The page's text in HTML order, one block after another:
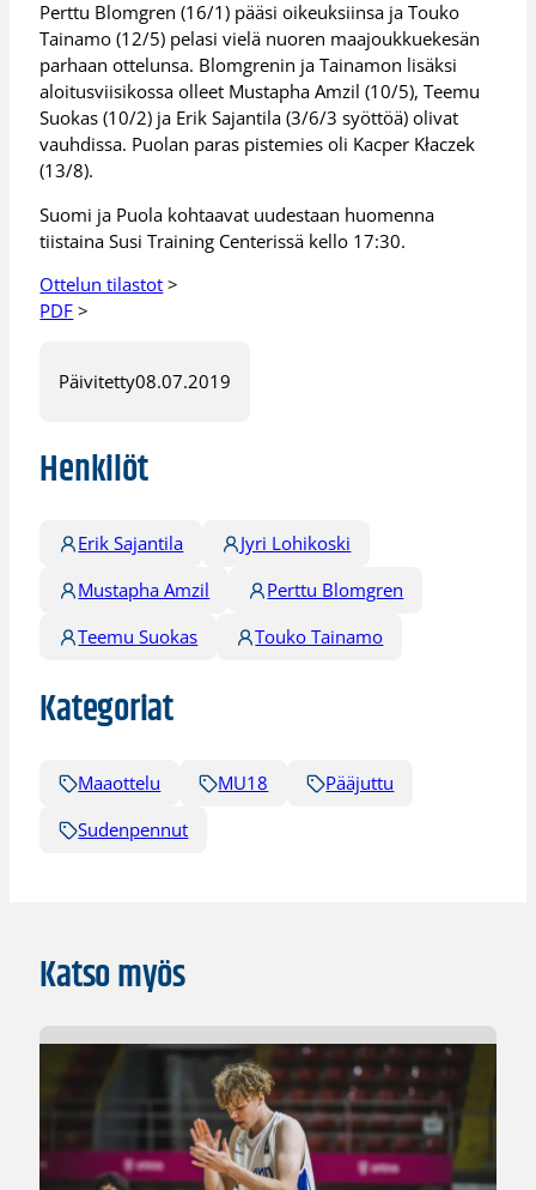
Perttu Blomgren (16/1) pääsi oikeuksiinsa ja Touko
Tainamo (12/5) pelasi vielä nuoren maajoukkuekesän
parhaan ottelunsa. Blomgrenin ja Tainamon lisäksi
aloitusviisikossa olleet Mustapha Amzil (10/5), Teemu
Suokas (10/2) ja Erik Sajantila (3/6/3 syöttöä) olivat
vauhdissa. Puolan paras pistemies oli Kacper Kłaczek
(13/8).
Suomi ja Puola kohtaavat uudestaan huomenna
tiistaina Susi Training Centerissä kello 17:30.
Ottelun tilastot >
PDF >
Päivitetty08.07.2019
Henkilöt
Erik Sajantila
Jyri Lohikoski
Mustapha Amzil
Perttu Blomgren
Teemu Suokas
Touko Tainamo
Kategoriat
Maaottelu MU18
Pääjuttu
Sudenpennut
Katso myös